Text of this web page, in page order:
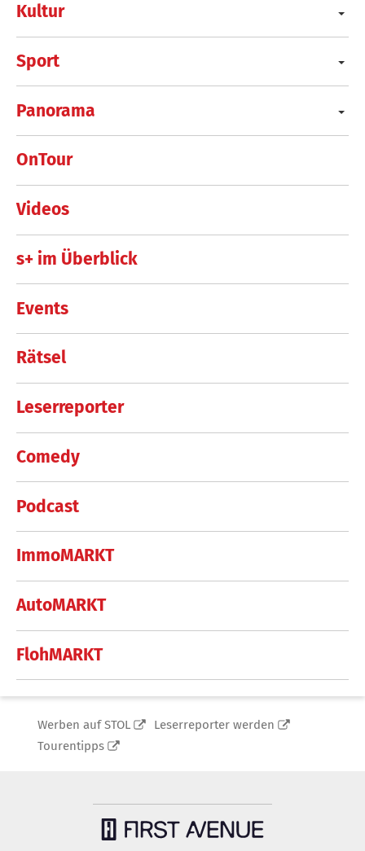
Kultur
Sport
Panorama
OnTour
Videos
s+ im Überblick
Events
Rätsel
Leserreporter
Comedy
Podcast
ImmoMARKT
AutoMARKT
FlohMARKT
Werben auf STOL
Leserreporter werden
Tourentipps